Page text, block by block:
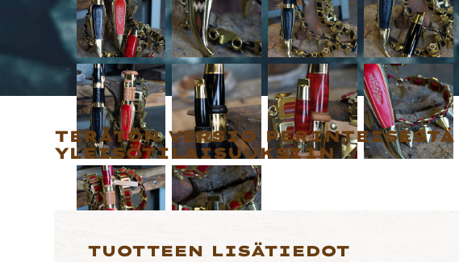
TERÄTÖN VERSIO
YLEISÖTILAISUUKSIIN
TUOTTEEN LISÄTIEDOT